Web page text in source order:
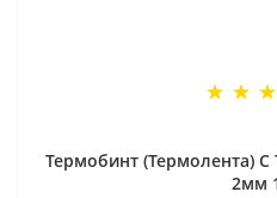
Термобинт (Термолента)
2мм